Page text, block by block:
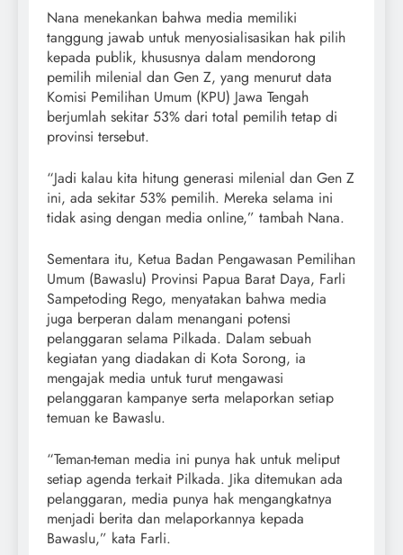
Nana menekankan bahwa media memiliki
tanggung jawab untuk menyosialisasikan hak pilih
kepada publik, khususnya dalam mendorong
pemilih milenial dan Gen Z, yang menurut data
Komisi Pemilihan Umum (KPU) Jawa Tengah
berjumlah sekitar 53% dari total pemilih tetap di
provinsi tersebut.
“Jadi kalau kita hitung generasi milenial dan Gen Z
ini, ada sekitar 53% pemilih. Mereka selama ini
tidak asing dengan media online,” tambah Nana.
Sementara itu, Ketua Badan Pengawasan Pemilihan
Umum (Bawaslu) Provinsi Papua Barat Daya, Farli
Sampetoding Rego, menyatakan bahwa media
juga berperan dalam menangani potensi
pelanggaran selama Pilkada. Dalam sebuah
kegiatan yang diadakan di Kota Sorong, ia
mengajak media untuk turut mengawasi
pelanggaran kampanye serta melaporkan setiap
temuan ke Bawaslu.
“Teman-teman media ini punya hak untuk meliput
setiap agenda terkait Pilkada. Jika ditemukan ada
pelanggaran, media punya hak mengangkatnya
menjadi berita dan melaporkannya kepada
Bawaslu,” kata Farli.